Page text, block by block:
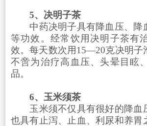
5、决明子茶
中药决明子具有降血压、降
等功效。经常饮用决明子茶有
效。每天数次用15—20克决明子
不啻为治疗高血压、头晕目眩
品。
6、玉米须茶
玉米须不仅具有很好的降血
也具有止泻、止血、利尿和养胃